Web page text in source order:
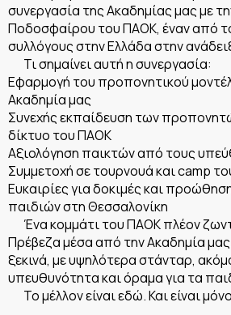
συνεργασία της Ακαδημίας μας με
Ποδοσφαίρου του ΠΑΟΚ, έναν από
συλλόγους στην Ελλάδα στην
Τι σημαίνει αυτή η συνεργασία:
Εφαρμογή του προπονητικού
Ακαδημία μας
Συνεχής εκπαίδευση των
δίκτυο του ΠΑΟΚ
Αξιολόγηση παικτών από τους
Συμμετοχή σε τουρνουά και camp
Ευκαιρίες για δοκιμές και
παιδιών στη Θεσσαλονίκη
Ένα κομμάτι του ΠΑΟΚ πλέον
Πρέβεζα μέσα από την Ακαδημία
ξεκινά, με υψηλότερα στάνταρ,
υπευθυνότητα και όραμα για τα
Το μέλλον είναι εδώ. Και είναι